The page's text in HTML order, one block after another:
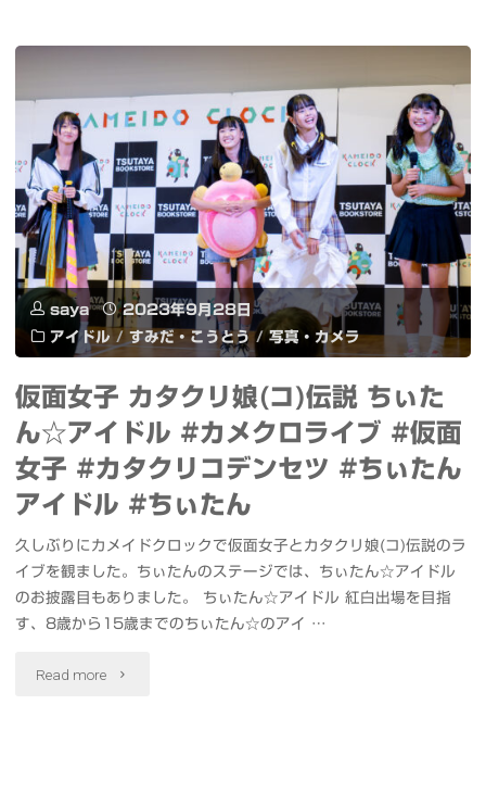
saya
2023年9月28日
アイドル / すみだ・こうとう / 写真・カメラ
仮面女子 カタクリ娘(コ)伝説 ちぃた
ん☆アイドル #カメクロライブ #仮面
女子 #カタクリコデンセツ #ちぃたん
アイドル #ちぃたん
久しぶりにカメイドクロックで仮面女子とカタクリ娘(コ)伝説のラ
イブを観ました。ちぃたんのステージでは、ちぃたん☆アイドル
のお披露目もありました。 ちぃたん☆アイドル 紅白出場を目指
す、8歳から15歳までのちぃたん☆のアイ …
Read more "仮